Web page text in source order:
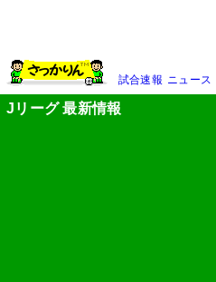
試合速報 ニュース
Jリーグ 最新情報